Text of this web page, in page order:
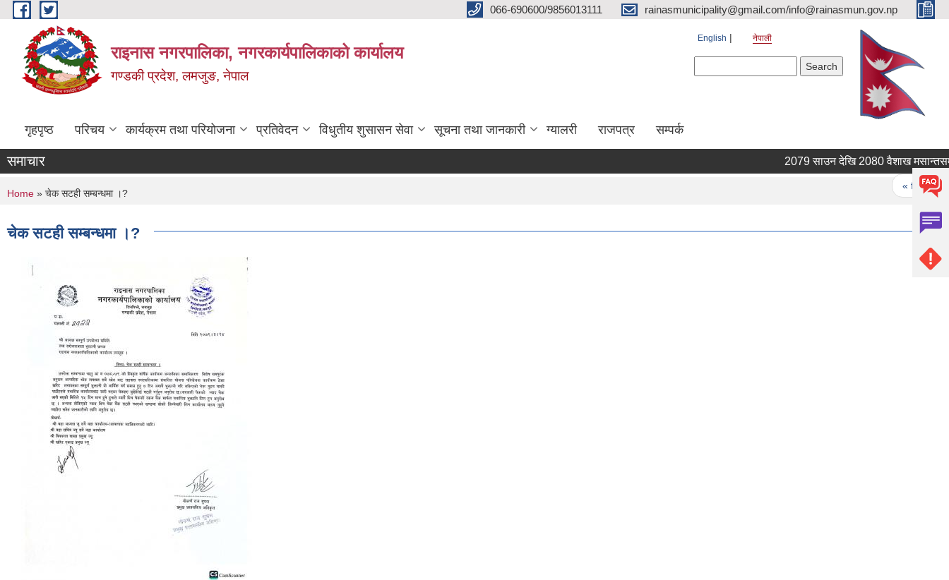
Skip to main content 066-690600/9856013111 rainasmunicipality@gmail.com/info@rainasmun.gov.np
राइनास नगरपालिका, नगरकार्यपालिकाको कार्यालय
गण्डकी प्रदेश, लमजुङ, नेपाल
English नेपाली
गृहपृष्ठ परिचय कार्यक्रम तथा परियोजना प्रतिवेदन विधुतीय शुसासन सेवा सूचना तथा जानकारी ग्यालरी राजपत्र सम्पर्क
समाचार 2079 साउन देखि 2080 वैशाख
« first
You are here
Home » चेक सटही सम्बन्धमा ।?
चेक सटही सम्बन्धमा ।?